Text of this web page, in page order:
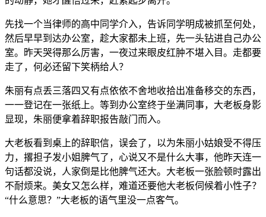
先找一个当律师的高中同学介入，告诉同学明成被抓至何处，
然后早早到达办公室，趁大家都未上班，先一头钻进自己办公
室。昨天哭得那么厉害，一夜过来眼皮红肿不堪入目。走都要
走了，何必还留下笑柄给人？
朱丽有点丢三落四又有点依依不舍地收拾出准备移交的东西，
一一登记在一张纸上。等到办公室终于坐满同事，大老板身影
显现，朱丽便拿着辞职报告敲门而入。
大老板看到桌上的辞职信，误会了，以为朱丽小姑娘受不得压
力，撂担子发小姐脾气了，心说又不是什么大事，他昨天连一
句话都没说，人家倒是比他脾气还大。大老板一张脸顿时露出
不耐烦来。美女又怎么样，难道还要他大老板伺候着小性子？
“什么意思？”大老板的语气里没一点客气。